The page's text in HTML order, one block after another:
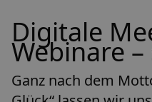
Digitale
Webinare
Ganz nach dem